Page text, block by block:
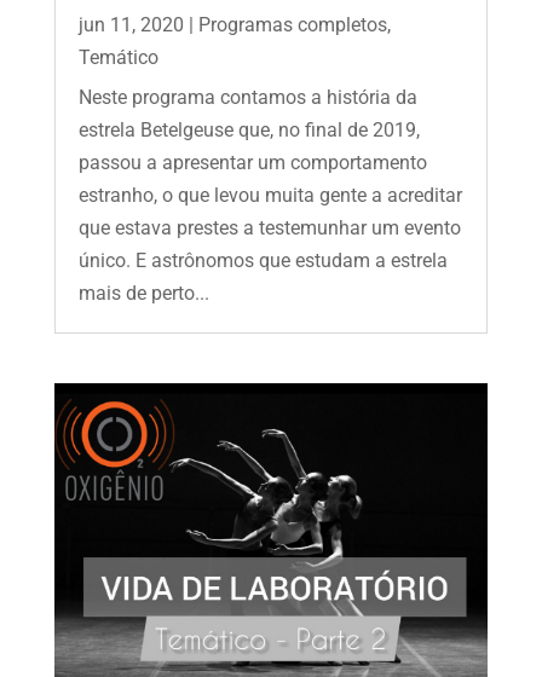
jun 11, 2020 | Programas completos,
Temático
Neste programa contamos a história da
estrela Betelgeuse que, no final de 2019,
passou a apresentar um comportamento
estranho, o que levou muita gente a acreditar
que estava prestes a testemunhar um evento
único. E astrônomos que estudam a estrela
mais de perto...